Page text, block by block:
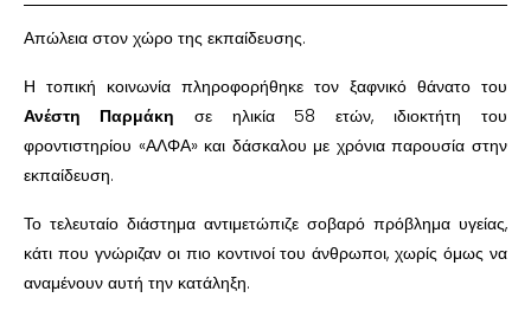
Απώλεια στον χώρο της εκπαίδευσης.
Η τοπική κοινωνία πληροφορήθηκε τον ξαφνικό θάνατο του
Ανέστη Παρμάκη σε ηλικία 58 ετών, ιδιοκτήτη του
φροντιστηρίου «ΑΛΦΑ» και δάσκαλου με χρόνια παρουσία στην
εκπαίδευση.
Το τελευταίο διάστημα αντιμετώπιζε σοβαρό πρόβλημα υγείας,
κάτι που γνώριζαν οι πιο κοντινοί του άνθρωποι, χωρίς όμως να
αναμένουν αυτή την κατάληξη.